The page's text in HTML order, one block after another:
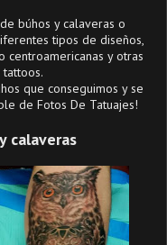
búhos y calaveras o
tipos de diseños,
centroamericanas y otras
que conseguimos y se
de Fotos De Tatuajes!
calaveras